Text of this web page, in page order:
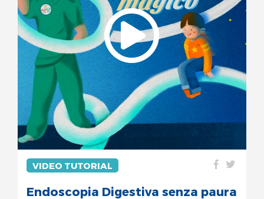
VIDEO TUTORIAL
Endoscopia Digestiva senza paura